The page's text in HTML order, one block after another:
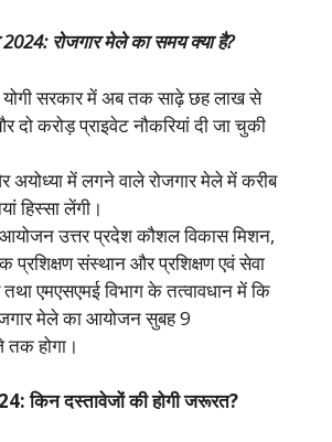
2024: रोजगार मेले का समय क्या है?
सरकार में अब तक साढ़े छह लाख से
दो करोड़ प्राइवेट नौकरियां दी जा चुकी
में लगने वाले रोजगार मेले में करीब
हिस्सा लेंगी।
उत्तर प्रदेश कौशल विकास मिशन,
प्रशिक्षण संस्थान और प्रशिक्षण एवं सेवा
एमएसएमई विभाग के तत्वावधान में कि
मेले का आयोजन सुबह 9
होगा।
किन दस्तावेजों की होगी जरूरत?